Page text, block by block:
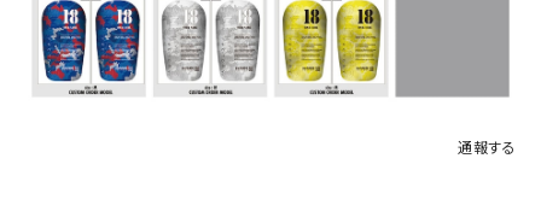
通報する